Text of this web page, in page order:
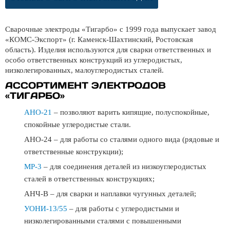
Сварочные электроды «Тигарбо» с 1999 года выпускает завод
«КОМС-Экспорт» (г. Каменск-Шахтинский, Ростовская
область). Изделия используются для сварки ответственных и
особо ответственных конструкций из углеродистых,
низколегированных, малоуглеродистых сталей.
АССОРТИМЕНТ ЭЛЕКТРОДОВ
«ТИГАРБО»
АНО-21 – позволяют варить кипящие, полуспокойные,
спокойные углеродистые стали.
АНО-24 – для работы со сталями одного вида (рядовые и
ответственные конструкции);
МР-3 – для соединения деталей из низкоуглеродистых
сталей в ответственных конструкциях;
АНЧ-В – для сварки и наплавки чугунных деталей;
УОНИ-13/55 – для работы с углеродистыми и
низколегированными сталями с повышенными